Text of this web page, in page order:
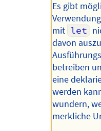
Es gibt
mit let
davon
betreiben
eine
werden
wundern,
merkliche